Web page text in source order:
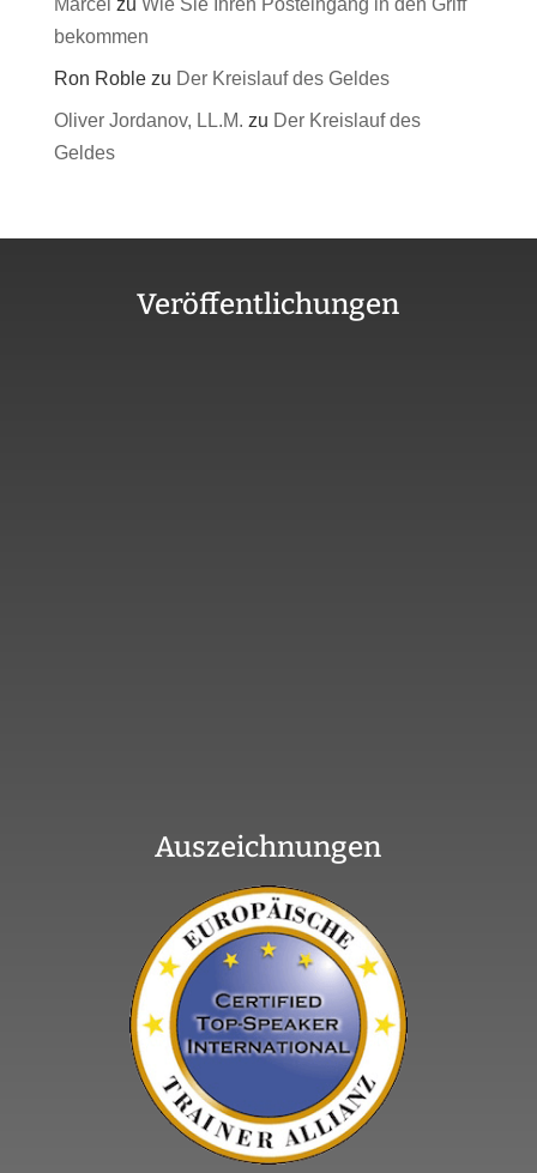
Marcel zu Wie Sie Ihren Posteingang in den Griff
bekommen
Ron Roblezu Der Kreislauf des Geldes
Oliver Jordanov, LL.M. zu Der Kreislauf des
Geldes
Veröffentlichungen
Auszeichnungen